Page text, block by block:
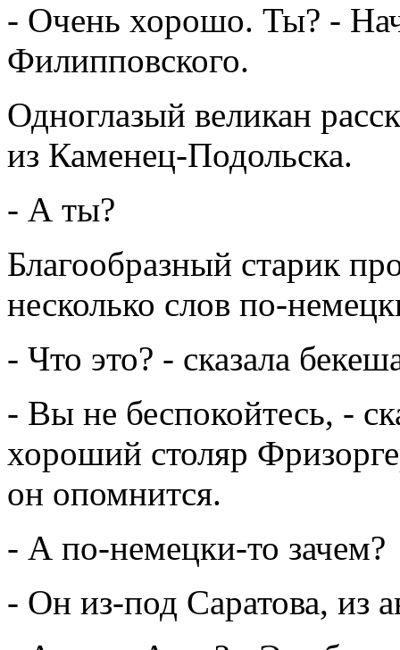
- Очень хорошо. Ты? -
Филипповского.
Одноглазый великан
из Каменец-Подольска.
- А ты?
Благообразный старик
несколько слов по-
- Что это? - сказала
- Вы не беспокойтесь, -
хороший столяр
он опомнится.
- А по-немецки-то зачем?
- Он из-под Саратова, из